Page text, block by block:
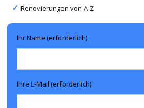
Renovierungen von A-Z
Ihr Name (erforderlich)
Ihre E-Mail (erforderlich)